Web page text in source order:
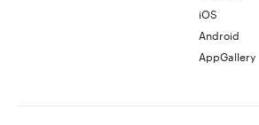
iOS
Android
AppGallery